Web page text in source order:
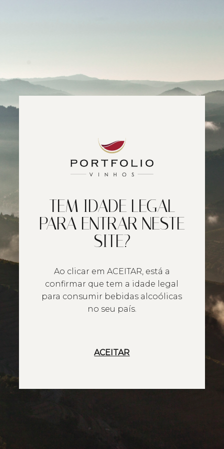
TEM IDADE LEGAL
PARA ENTRAR NESTE
SITE?
Ao clicar em ACEITAR, está a
confirmar que tem a idade legal
para consumir bebidas alcoólicas
no seu país.
ACEITAR